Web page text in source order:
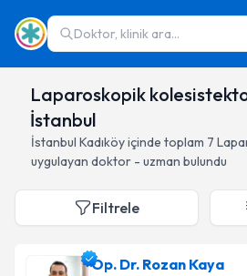
Doktor, klinik ara...
Laparoskopik
İstanbul
İstanbul Kadıköyiçinde toplam 7
uygulayan doktor - uzman bulundu
Filtrele
Op. Dr. Rozan Kaya